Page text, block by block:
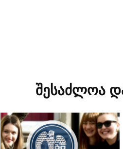
შესაძლოა